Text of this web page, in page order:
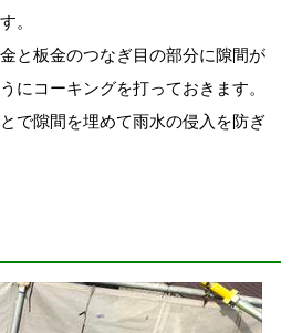
。
と板金のつなぎ目の部分に隙間が
にコーキングを打っておきます。
で隙間を埋めて雨水の侵入を防ぎ